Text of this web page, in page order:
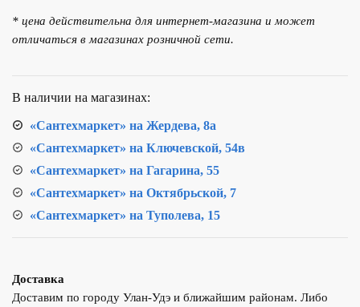
кухни
ТЕПЛОХОД
* цена действительна для интернет-магазина и может
отличаться в магазинах розничной сети.
В наличии на магазинах:
«Сантехмаркет» на Жердева, 8а
«Сантехмаркет» на Ключевской, 54в
«Сантехмаркет» на Гагарина, 55
«Сантехмаркет» на Октябрьской, 7
«Сантехмаркет» на Туполева, 15
Доставка
Доставим по городу Улан-Удэ и ближайшим районам. Либо